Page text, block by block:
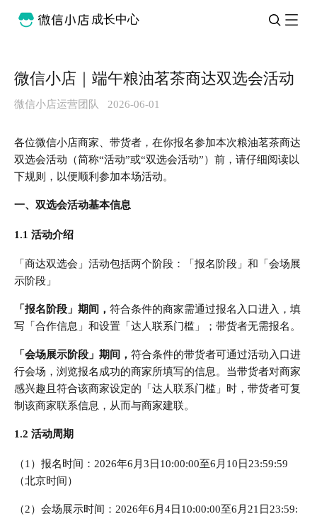
成长中心
微信小店｜端午粮油茗茶商达双选会活动
微信小店运营团队 2026-06-01
各位微信小店商家、带货者，在你报名参加本次粮油茗茶商达
双选会活动（简称“活动”或“双选会活动”）前，请仔细阅读以
下规则，以便顺利参加本场活动。
一、双选会活动基本信息
1.1 活动介绍
「商达双选会」活动包括两个阶段：「报名阶段」和「会场展
示阶段」
「报名阶段」期间， 符合条件的商家需通过报名入口进入，填
写「合作信息」和设置「达人联系门槛」；带货者无需报名。
「会场展示阶段」期间， 符合条件的带货者可通过活动入口进
行会场，浏览报名成功的商家所填写的信息。当带货者对商家
感兴趣且符合该商家设定的「达人联系门槛」时，带货者可复
制该商家联系信息，从而与商家建联。
1.2 活动周期
（1）报名时间：2026年6月3日10:00:00至6月10日23:59:59
（北京时间）
（2）会场展示时间：2026年6月4日10:00:00至6月21日23:59: